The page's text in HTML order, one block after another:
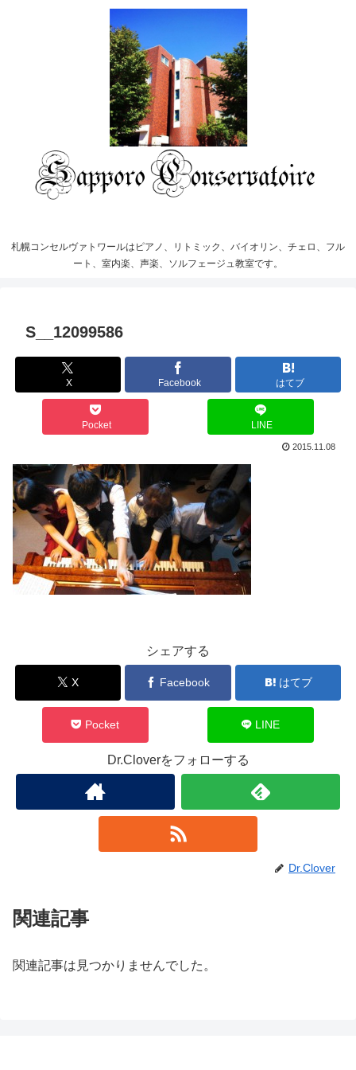
札幌コンセルヴァトワールはピアノ、リトミック、バイオリン、チェロ、フル
ート、室内楽、声楽、ソルフェージュ教室です。
S__12099586
X Facebook はてブ
Pocket LINE
2015.11.08
シェアする
X Facebook はてブ
Pocket LINE
Dr.Cloverをフォローする
Dr.Clover
関連記事
関連記事は見つかりませんでした。